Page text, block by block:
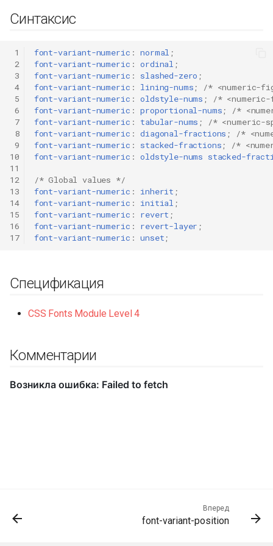
Синтаксис
1
2
3
4
5
6
7
8
9
10
11
12
13
14
15
16
17
font-variant-numeric : normal ;
font-variant-numeric : ordinal ;
font-variant-numeric : slashed-zero ;
font-variant-numeric : lining-nums;
/* <numeric-
font-variant-numeric : oldstyle-nums ;
/*
font-variant-numeric : proportional-nums;
/*
font-variant-numeric : tabular-nums ;
/* <numeric-
font-variant-numeric : diagonal-fractions ;
/*
font-variant-numeric : stacked-fractions;
/*
font-variant-numeric : oldstyle-nums stacked-
/* Global values */
font-variant-numeric : inherit ;
font-variant-numeric : initial ;
font-variant-numeric : revert ;
font-variant-numeric : revert-layer ;
font-variant-numeric : unset;
Спецификация
CSS Fonts Module Level 4
Комментарии
Вперед
font-variant-position